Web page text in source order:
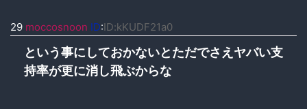
29 moccosnoon ID:ID:kKUDF21a0
という事にしておかないとただでさえヤバい支
持率が更に消し飛ぶからな